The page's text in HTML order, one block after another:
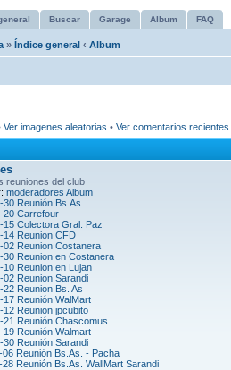
Buscar Garage Album FAQ
» Índice general ‹ Album
Ver imagenes aleatorias • Ver comentarios recientes
reuniones del club
moderadores Album
Reunión Bs.As.
20 Carrefour
15 Colectora Gral. Paz
14 Reunion CFD
02 Reunion Costanera
30 Reunion en Costanera
10 Reunion en Lujan
02 Reunion Sarandi
22 Reunion Bs. As
17 Reunión WalMart
12 Reunion jpcubito
21 Reunión Chascomus
19 Reunión Walmart
30 Reunión Sarandi
06 Reunión Bs.As. - Pacha
28 Reunión Bs.As. WallMart Sarandi